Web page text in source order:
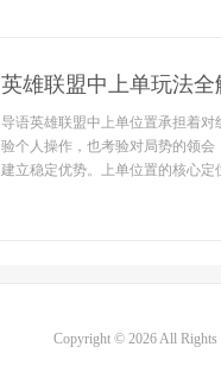
英雄联盟中上单玩法
导语英雄联盟中上单位置承担着
验个人操作，也考验对局势的领
建立稳定优势。上单位置的核心定
Copyright © 2026 All